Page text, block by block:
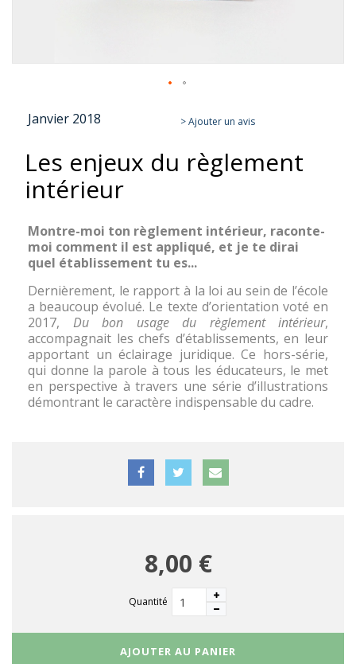
beginning
the
gallery
Janvier 2018 > Ajouter un avis
Les enjeux du règlement
intérieur
Montre-moi ton règlement intérieur, raconte-
moi comment il est appliqué, et je te dirai
quel établissement tu es...
Dernièrement, le rapport à la loi au sein de l’école
a beaucoup évolué. Le texte d’orientation voté en
2017, Du bon usage du règlement intérieur,
accompagnait les chefs d’établissements, en leur
apportant un éclairage juridique. Ce hors-série,
qui donne la parole à tous les éducateurs, le met
en perspective à travers une série d’illustrations
démontrant le caractère indispensable du cadre.
8,00 €
Quantité
AJOUTER AU PANIER